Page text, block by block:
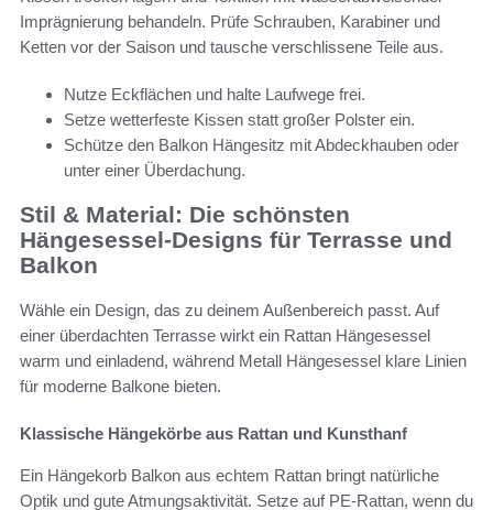
Imprägnierung behandeln. Prüfe Schrauben, Karabiner und
Ketten vor der Saison und tausche verschlissene Teile aus.
Nutze Eckflächen und halte Laufwege frei.
Setze wetterfeste Kissen statt großer Polster ein.
Schütze den Balkon Hängesitz mit Abdeckhauben oder
unter einer Überdachung.
Stil & Material: Die schönsten
Hängesessel-Designs für Terrasse und
Balkon
Wähle ein Design, das zu deinem Außenbereich passt. Auf
einer überdachten Terrasse wirkt ein Rattan Hängesessel
warm und einladend, während Metall Hängesessel klare Linien
für moderne Balkone bieten.
Klassische Hängekörbe aus Rattan und Kunsthanf
Ein Hängekorb Balkon aus echtem Rattan bringt natürliche
Optik und gute Atmungsaktivität. Setze auf PE-Rattan, wenn du